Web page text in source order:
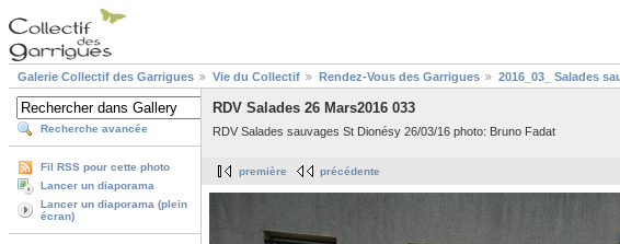
Galerie Collectif des Garrigues Vie du Collectif Rendez-Vous des Garrigues 2016_03_ Salades
Recherche avancée
Fil RSS pour cette photo
Lancer un diaporama
Lancer un diaporama (plein
écran)
RDV Salades 26 Mars2016 033
RDV Salades sauvages St Dionésy 26/03/16 photo: Bruno Fadat
première précédente